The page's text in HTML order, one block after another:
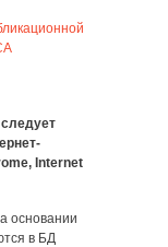
Internet
основании
в БД